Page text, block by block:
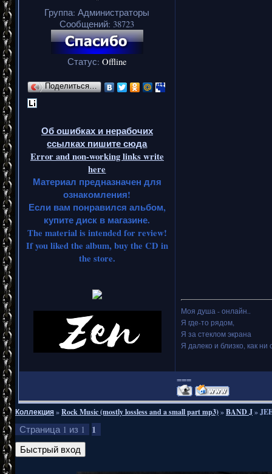
Группа: Администраторы
Сообщений: 38723
Статус: Offline
Поделиться…
Об ошибках и нерабочих
ссылках пишите сюда
Error and non-working links write
here
Материал предназначен для
ознакомления!
Если вам понравился альбом,
купите диск в магазине.
The material is intended for review!
If you liked the album, buy the CD in
the store.
Моя душа - онлайн..
Я где-то рядом,
Я за стеклом экрана
Я далеко и близко, как ни
===
Коллекция»Rock Music (mostly lossless and a small part mp3)»BAND J»
Страница 1 из 1 1